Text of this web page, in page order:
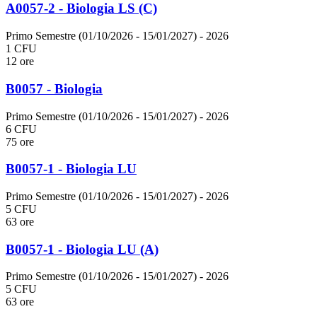
A0057-2 - Biologia LS (C)
Primo Semestre (01/10/2026 - 15/01/2027) - 2026
1 CFU
12 ore
B0057 - Biologia
Primo Semestre (01/10/2026 - 15/01/2027) - 2026
6 CFU
75 ore
B0057-1 - Biologia LU
Primo Semestre (01/10/2026 - 15/01/2027) - 2026
5 CFU
63 ore
B0057-1 - Biologia LU (A)
Primo Semestre (01/10/2026 - 15/01/2027) - 2026
5 CFU
63 ore